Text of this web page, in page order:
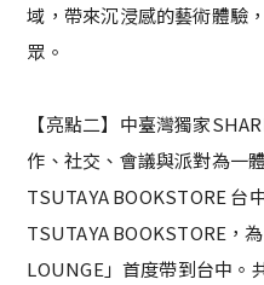
域，帶來沉浸感的藝術體驗
眾。
【亮點二】中臺灣獨家
作、社交、會議與派對為一體
TSUTAYA BOOKSTORE 台
TSUTAYA BOOKSTORE，
LOUNGE」首度帶到台中。